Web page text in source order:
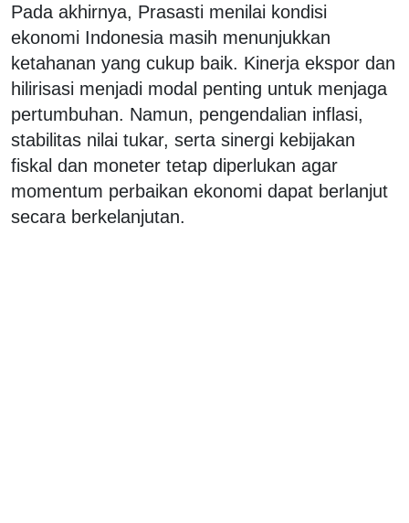
Pada akhirnya, Prasasti menilai kondisi
ekonomi Indonesia masih menunjukkan
ketahanan yang cukup baik. Kinerja ekspor dan
hilirisasi menjadi modal penting untuk menjaga
pertumbuhan. Namun, pengendalian inflasi,
stabilitas nilai tukar, serta sinergi kebijakan
fiskal dan moneter tetap diperlukan agar
momentum perbaikan ekonomi dapat berlanjut
secara berkelanjutan.